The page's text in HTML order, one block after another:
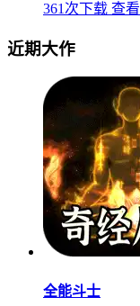
361次下载 查看
近期大作
全能斗士